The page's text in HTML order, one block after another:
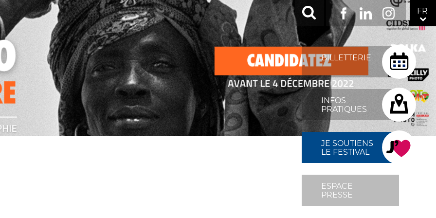
MENU
FIXÉ
DROITE
BILLETTERIE
INFOS
PRATIQUES
JE SOUTIENS
LE FESTIVAL
ESPACE
PRESSE
RÉSEAUX
SOCIAUX
TOP
FacebookLinkedInInstagram FR